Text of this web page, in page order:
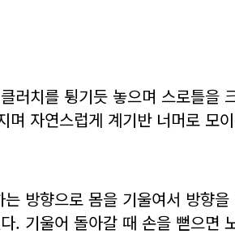
러치를 튕기듯 놓으며 스로틀
며 자연스럽게 계기반 너머로 모
방향으로 몸을 기울여서 방향
. 기울어 돌아갈 때 손을 뻗으면